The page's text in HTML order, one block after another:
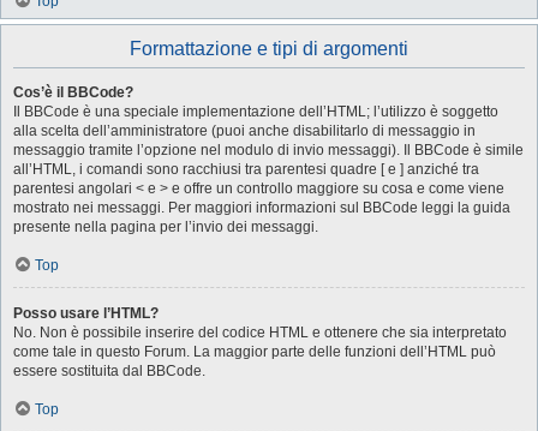
Formattazione e tipi di argomenti
Cos’è il BBCode?
Il BBCode è una speciale implementazione dell’HTML; l’utilizzo è soggetto
alla scelta dell’amministratore (puoi anche disabilitarlo di messaggio in
messaggio tramite l’opzione nel modulo di invio messaggi). Il BBCode è simile
all’HTML, i comandi sono racchiusi tra parentesi quadre [ e ] anziché tra
parentesi angolari < e > e offre un controllo maggiore su cosa e come viene
mostrato nei messaggi. Per maggiori informazioni sul BBCode leggi la guida
presente nella pagina per l’invio dei messaggi.
Top
Posso usare l’HTML?
No. Non è possibile inserire del codice HTML e ottenere che sia interpretato
come tale in questo Forum. La maggior parte delle funzioni dell’HTML può
essere sostituita dal BBCode.
Top